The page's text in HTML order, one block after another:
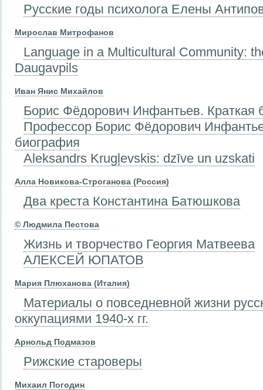
Русские годы психолога Елены
Мирослав Митрофанов
Language in a Multicultural Community:
Daugavpils
Иван Янис Михайлов
Борис Фёдорович Инфантьев. Краткая
Профессор Борис Фёдорович
биография
Aleksandrs Krugļevskis: dzīve un uzskati
Алла Новикова-Строганова (Россия)
Два креста Константина Батюшкова
© Людмила Пестова
Жизнь и творчество Георгия Матвеева
АЛЕКСЕЙ ЮПАТОВ
Мария Плюханова (Италия)
Материалы о повседневной жизни
оккупациями 1940-х гг.
Арнольд Подмазов
Рижские староверы
Михаил Погодин